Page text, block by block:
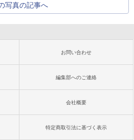
写真の記事へ
お問い合わせ
編集部へのご連絡
会社概要
特定商取引法に基づく表示